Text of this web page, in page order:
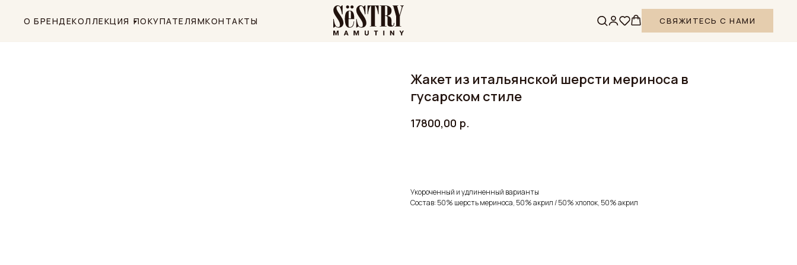
О БРЕНДЕКОЛЛЕКЦИЯ ПОКУПАТЕЛЯМКОНТАКТЫ СВЯЖИТЕСЬ С НАМИ
Жакет из итальянской шерсти мериноса в
гусарском стиле
17800,00 р.
Укороченный и удлиненный варианты
Состав: 50% шерсть мериноса, 50% акрил / 50% хлопок, 50% акрил